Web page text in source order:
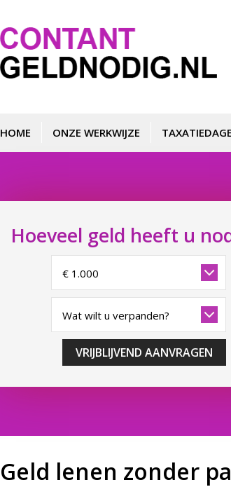
HOME ONZE WERKWIJZE
Hoeveel geld heeft u
VRIJBLIJVEND AANVRAGEN
Geld lenen zonder